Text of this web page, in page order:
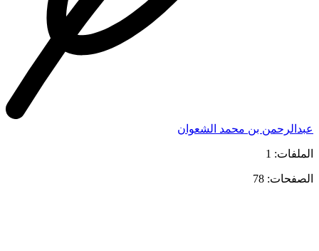
عبدالرحمن بن محمد الشعوان
الملفات: 1
الصفحات: 78